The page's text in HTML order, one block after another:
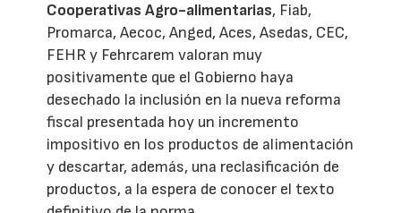
Cooperativas Agro-alimentarias, Fiab,
Promarca, Aecoc, Anged, Aces, Asedas, CEC,
FEHR y Fehrcarem valoran muy
positivamente que el Gobierno haya
desechado la inclusión en la nueva reforma
fiscal presentada hoy un incremento
impositivo en los productos de alimentación
y descartar, además, una reclasificación de
productos, a la espera de conocer el texto